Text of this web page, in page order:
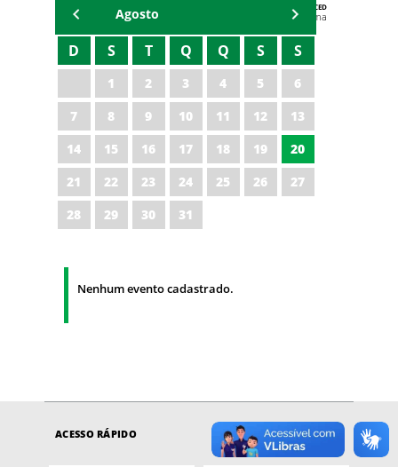
AGENDA DA CODED/CED
Vagna Lima
Agosto
D S T Q Q S S
1 2 3 4 5
6
7
8 9 10 11 12
13
14
15 16 17 18 19
20
21
22 23 24 25 26
27
28
29 30 31
Nenhum evento cadastrado.
ACESSO RÁPIDO